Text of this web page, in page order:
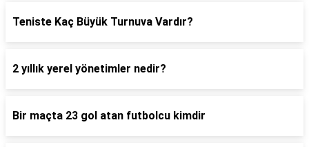
Teniste Kaç Büyük Turnuva Vardır?
2 yıllık yerel yönetimler nedir?
Bir maçta 23 gol atan futbolcu kimdir